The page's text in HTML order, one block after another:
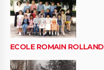
ECOLE ROMAIN ROLLAND